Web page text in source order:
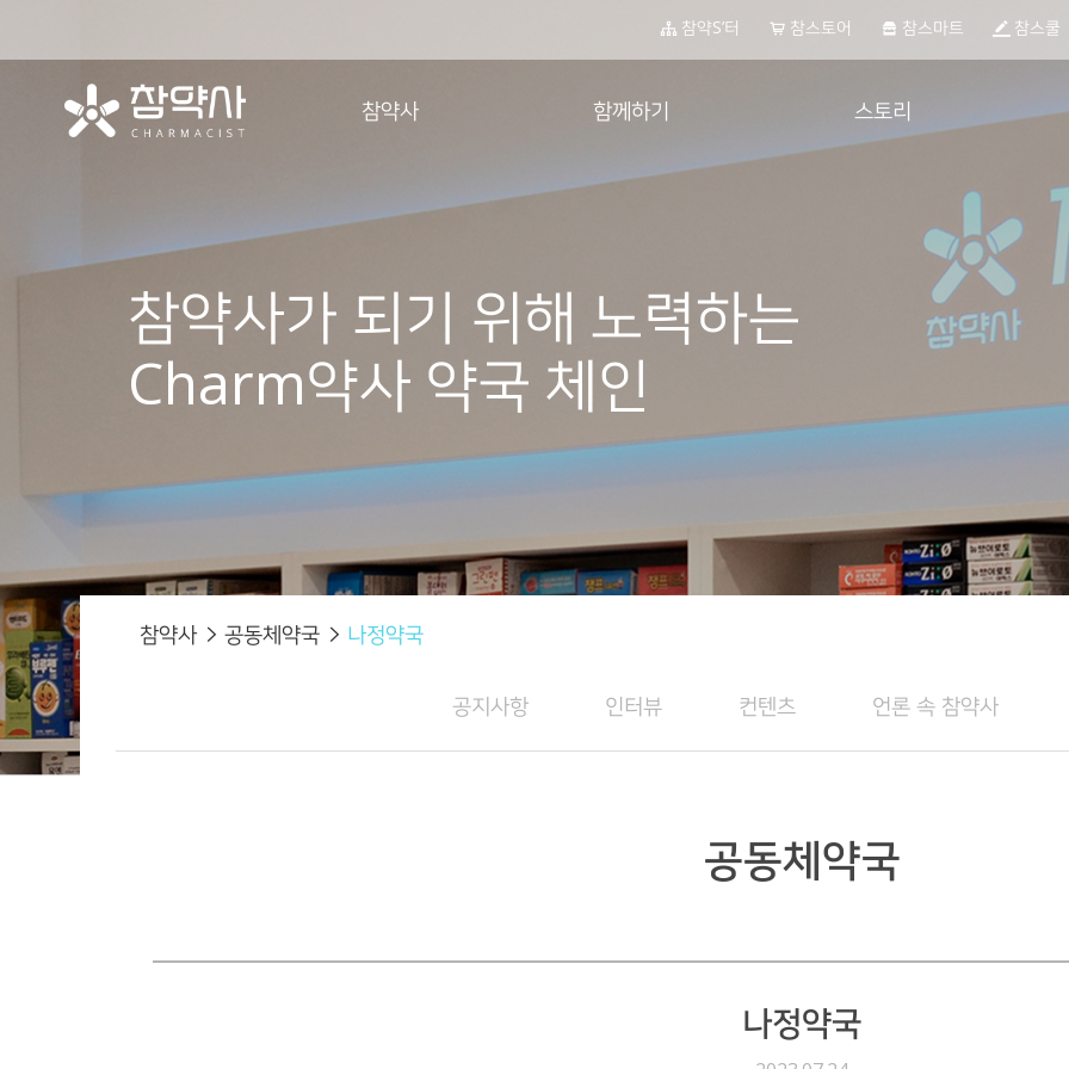
참약사
참약사 역사
참약사 강점
참약사 시작
함께하기
가입 문의
스토리
언론 속 참약사
참약S’터 참스토어 참스마트 참스쿨
참약사가 되기 위해 노력하는
Charm약사 약국 체인
참약사 공동체약국 나정약국
공지사항 인터뷰 컨텐츠 언론 속 참약사
공동체약국
나정약국